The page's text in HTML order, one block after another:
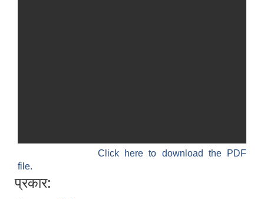
Click here to download the PDF
file.
प्रकार: